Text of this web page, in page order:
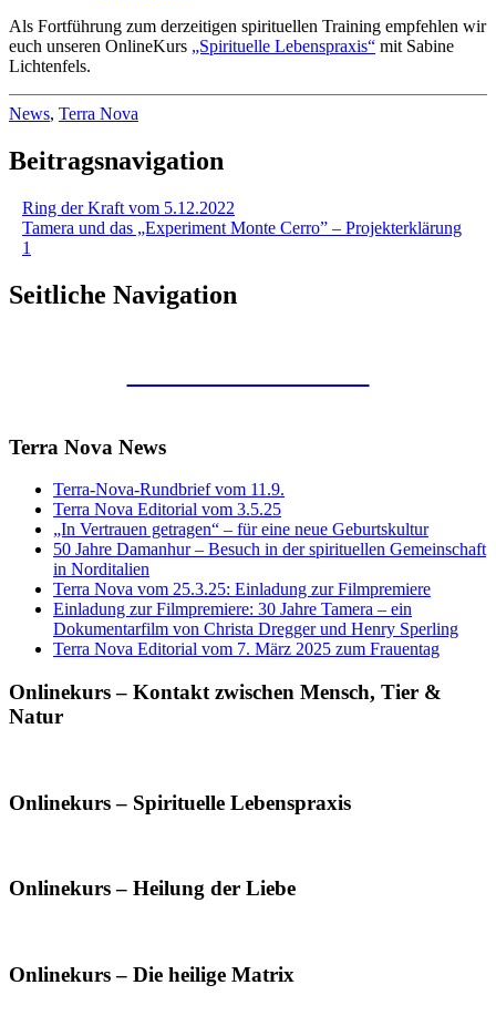
Als Fortführung zum derzeitigen spirituellen Training empfehlen wir
euch unseren OnlineKurs „Spirituelle Lebenspraxis“ mit Sabine
Lichtenfels.
News, Terra Nova
Beitragsnavigation
Ring der Kraft vom 5.12.2022
Tamera und das „Experiment Monte Cerro” – Projekterklärung
1
Seitliche Navigation
Terra Nova News
Terra-Nova-Rundbrief vom 11.9.
Terra Nova Editorial vom 3.5.25
„In Vertrauen getragen“ – für eine neue Geburtskultur
50 Jahre Damanhur – Besuch in der spirituellen Gemeinschaft
in Norditalien
Terra Nova vom 25.3.25: Einladung zur Filmpremiere
Einladung zur Filmpremiere: 30 Jahre Tamera – ein
Dokumentarfilm von Christa Dregger und Henry Sperling
Terra Nova Editorial vom 7. März 2025 zum Frauentag
Onlinekurs – Kontakt zwischen Mensch, Tier &
Natur
Onlinekurs – Spirituelle Lebenspraxis
Onlinekurs – Heilung der Liebe
Onlinekurs – Die heilige Matrix